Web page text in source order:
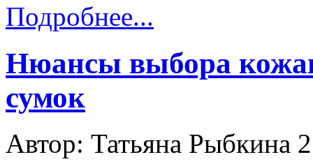
Подробнее...
Нюансы выбора
сумок
Автор: Татьяна Рыбкина